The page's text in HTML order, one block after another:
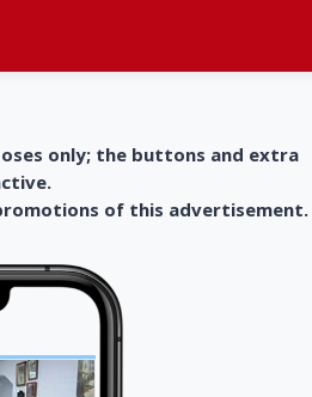
only; the buttons and extra
of this advertisement.